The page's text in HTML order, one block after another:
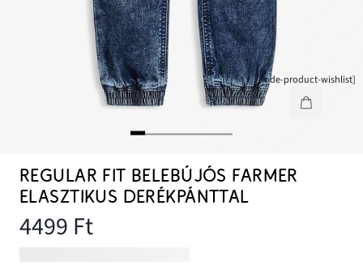
[node-product-wishlist]
REGULAR FIT BELEBÚJÓS FARMER
ELASZTIKUS DERÉKPÁNTTAL
4499 Ft